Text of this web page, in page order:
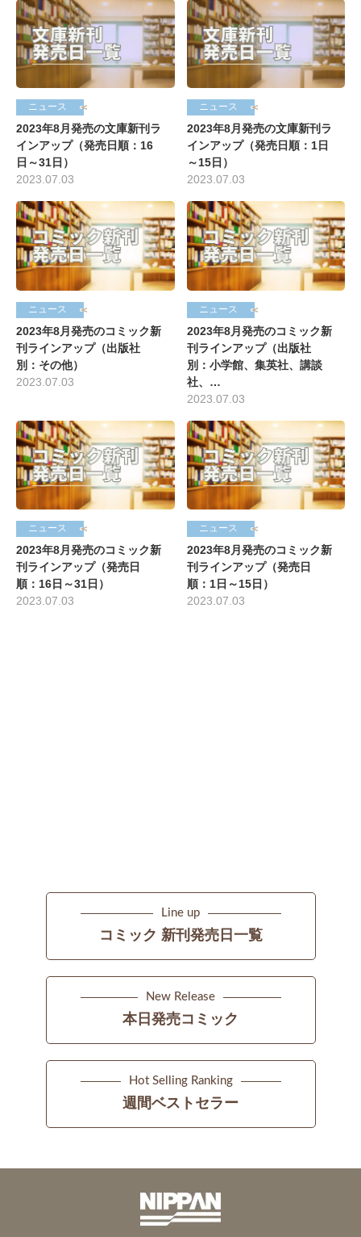
ニュース
2023年8月発売の文庫新刊ラ
インアップ（発売日順：16
日～31日）
2023.07.03
ニュース
2023年8月発売の文庫新刊ラ
インアップ（発売日順：1日
～15日）
2023.07.03
ニュース
2023年8月発売のコミック新
刊ラインアップ（出版社
別：その他）
2023.07.03
ニュース
2023年8月発売のコミック新
刊ラインアップ（出版社
別：小学館、集英社、講談
社、…
2023.07.03
ニュース
2023年8月発売のコミック新
刊ラインアップ（発売日
順：16日～31日）
2023.07.03
ニュース
2023年8月発売のコミック新
刊ラインアップ（発売日
順：1日～15日）
2023.07.03
Line up
コミック 新刊発売日一覧
New Release
本日発売コミック
Hot Selling Ranking
週間ベストセラー